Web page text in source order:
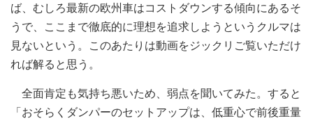
ば、むしろ最新の欧州車はコストダウンする傾向にあるそ
うで、ここまで徹底的に理想を追求しようというクルマは
見ないという。このあたりは動画をジックリご覧いただけ
れば解ると思う。
全面肯定も気持ち悪いため、弱点を聞いてみた。すると
「おそらくダンパーのセットアップは、低重心で前後重量